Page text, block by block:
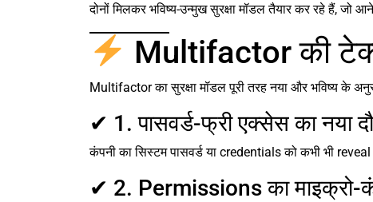
दोनों मिलकर भविष्य-उन्मुख सुरक्षा मॉडल तैयार कर रहे हैं, जो
Multifactor की
Multifactor का सुरक्षा मॉडल पूरी तरह नया और भविष्य के
✔ 1. पासवर्ड-फ्री एक्सेस का नया
कंपनी का सिस्टम पासवर्ड या credentials को कभी भी reveal
✔ 2. Permissions का माइक्रो-